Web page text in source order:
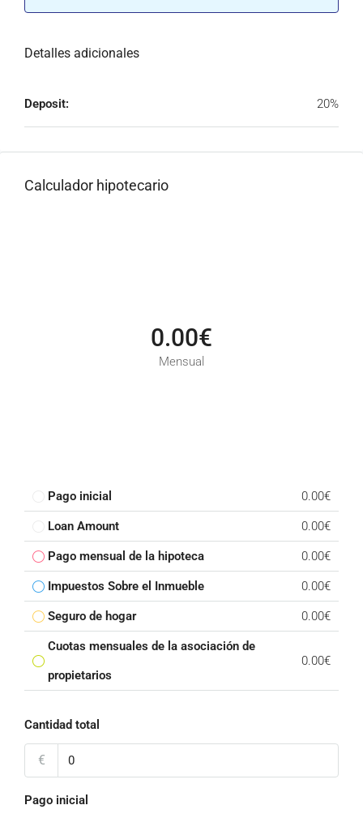
Detalles adicionales
Deposit: 20%
Calculador hipotecario
0.00€
Mensual
Pago inicial 0.00€
Loan Amount 0.00€
Pago mensual de la hipoteca 0.00€
Impuestos Sobre el Inmueble 0.00€
Seguro de hogar 0.00€
Cuotas mensuales de la asociación de
propietarios
0.00€
Cantidad total
€
Pago inicial